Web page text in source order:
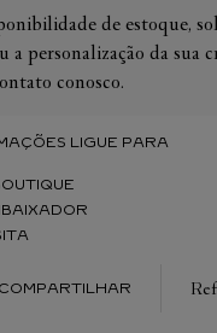
de estoque,
a personalização da sua
conosco.
LIGUE PARA
COMPARTILHAR